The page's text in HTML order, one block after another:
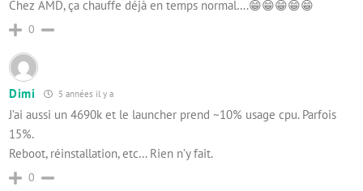
Chez AMD, ça chauffe déjà en temps normal….😁😁😁😁😁
0
Dimi 5 années il y a
J’ai aussi un 4690k et le launcher prend ~10% usage cpu. Parfois
15%.
Reboot, réinstallation, etc… Rien n’y fait.
0